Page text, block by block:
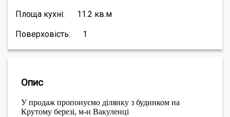
Площа кухні: 11.2 кв.м
Поверховість: 1
Опис
У продаж пропонуємо ділянку з будинком на
Крутому березі, м-н Вакуленці